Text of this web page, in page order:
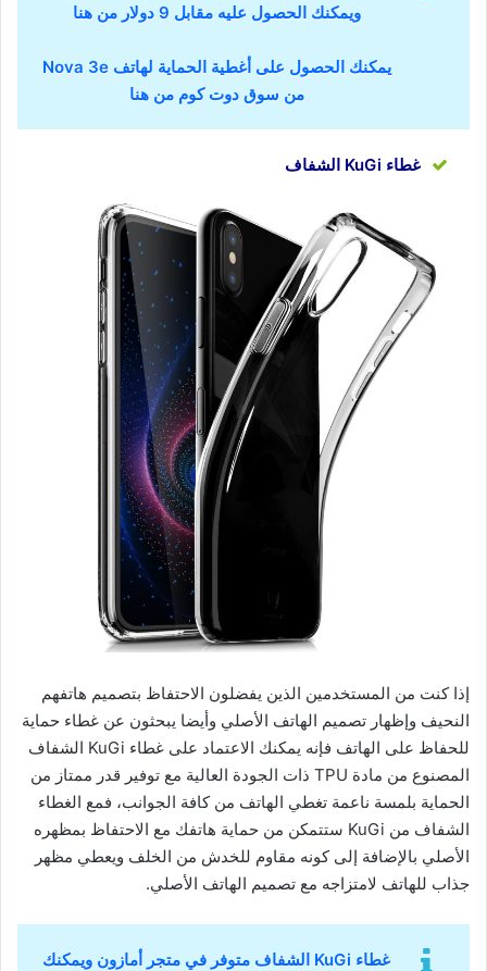
ويمكنك الحصول عليه مقابل 9 دولار من هنا
يمكنك الحصول على أغطية الحماية لهاتف Nova 3e
من سوق دوت كوم من هنا
غطاء KuGi الشفاف
إذا كنت من المستخدمين الذين يفضلون الاحتفاظ بتصميم هاتفهم
النحيف وإظهار تصميم الهاتف الأصلي وأيضا يبحثون عن غطاء حماية
للحفاظ على الهاتف فإنه يمكنك الاعتماد على غطاء KuGi الشفاف
المصنوع من مادة TPU ذات الجودة العالية مع توفير قدر ممتاز من
الحماية بلمسة ناعمة تغطي الهاتف من كافة الجوانب، فمع الغطاء
الشفاف من KuGi ستتمكن من حماية هاتفك مع الاحتفاظ بمظهره
الأصلي بالإضافة إلى كونه مقاوم للخدش من الخلف ويعطي مظهر
جذاب للهاتف لامتزاجه مع تصميم الهاتف الأصلي.
غطاء KuGi الشفاف متوفر في متجر أمازون ويمكنك